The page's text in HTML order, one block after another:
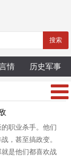
搜索
情 历史军事
职业杀手。他们
，甚至搞政变。
是他们都喜欢战